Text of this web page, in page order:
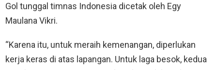
Gol tunggal timnas Indonesia dicetak oleh Egy
Maulana Vikri.
“Karena itu, untuk meraih kemenangan, diperlukan
kerja keras di atas lapangan. Untuk laga besok, kedua